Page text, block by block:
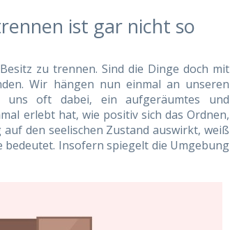
ist gar nicht so
zu trennen. Sind die Dinge doch mit
Wir hängen nun einmal an unseren
oft dabei, ein aufgeräumtes und
erlebt hat, wie positiv sich das Ordnen,
den seelischen Zustand auswirkt, weiß
Insofern spiegelt die Umgebung